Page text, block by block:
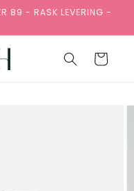
89 - RASK LEVERING -
Handlekurv